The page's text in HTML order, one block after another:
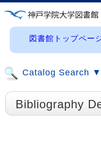
図書館トップペー
Catalog Search ▼
Bibliography